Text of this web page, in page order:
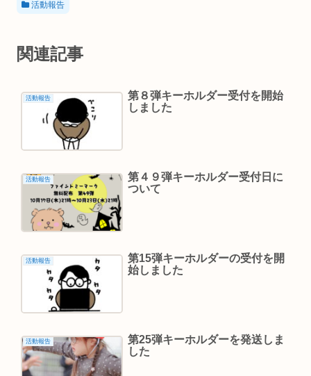
活動報告
関連記事
活動報告
第８弾キーホルダー受付を開始
しました
活動報告
第４９弾キーホルダー受付日に
ついて
活動報告
第15弾キーホルダーの受付を開
始しました
活動報告
第25弾キーホルダーを発送しま
した